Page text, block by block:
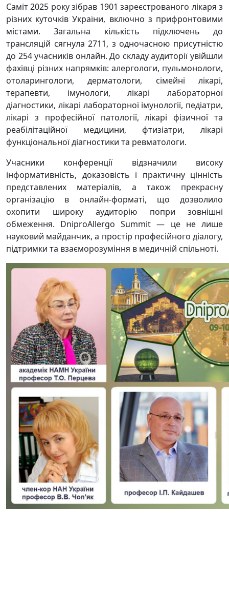
Саміт 2025 року зібрав 1901 зареєстрованого лікаря з
різних куточків України, включно з прифронтовими
містами. Загальна кількість підключень до
трансляцій сягнула 2711, з одночасною присутністю
до 254 учасників онлайн. До складу аудиторії увійшли
фахівці різних напрямків: алергологи, пульмонологи,
отоларингологи, дерматологи, сімейні лікарі,
терапевти, імунологи, лікарі лабораторної
діагностики, лікарі лабораторної імунології, педіатри,
лікарі з професійної патології, лікарі фізичної та
реабілітаційної медицини, фтизіатри, лікарі
функціональної діагностики та ревматологи.
Учасники конференції відзначили високу
інформативність, доказовість і практичну цінність
представлених матеріалів, а також прекрасну
організацію в онлайн-форматі, що дозволило
охопити широку аудиторію попри зовнішні
обмеження. DniproAllergo Summit — це не лише
науковий майданчик, а простір професійного діалогу,
підтримки та взаєморозуміння в медичній спільноті.